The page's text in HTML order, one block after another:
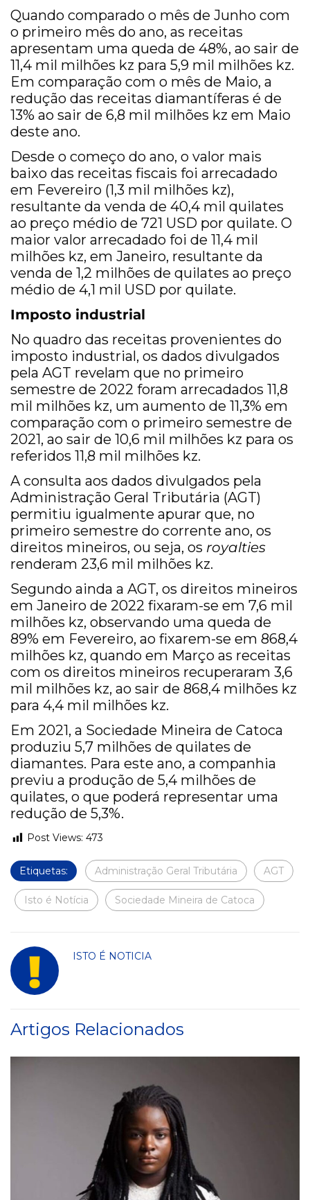
Quando comparado o mês de Junho com
o primeiro mês do ano, as receitas
apresentam uma queda de 48%, ao sair de
11,4 mil milhões kz para 5,9 mil milhões kz.
Em comparação com o mês de Maio, a
redução das receitas diamantíferas é de
13% ao sair de 6,8 mil milhões kz em Maio
deste ano.
Desde o começo do ano, o valor mais
baixo das receitas fiscais foi arrecadado
em Fevereiro (1,3 mil milhões kz),
resultante da venda de 40,4 mil quilates
ao preço médio de 721 USD por quilate. O
maior valor arrecadado foi de 11,4 mil
milhões kz, em Janeiro, resultante da
venda de 1,2 milhões de quilates ao preço
médio de 4,1 mil USD por quilate.
Imposto industrial
No quadro das receitas provenientes do
imposto industrial, os dados divulgados
pela AGT revelam que no primeiro
semestre de 2022 foram arrecadados 11,8
mil milhões kz, um aumento de 11,3% em
comparação com o primeiro semestre de
2021, ao sair de 10,6 mil milhões kz para os
referidos 11,8 mil milhões kz.
A consulta aos dados divulgados pela
Administração Geral Tributária (AGT)
permitiu igualmente apurar que, no
primeiro semestre do corrente ano, os
direitos mineiros, ou seja, os royalties
renderam 23,6 mil milhões kz.
Segundo ainda a AGT, os direitos mineiros
em Janeiro de 2022 fixaram-se em 7,6 mil
milhões kz, observando uma queda de
89% em Fevereiro, ao fixarem-se em 868,4
milhões kz, quando em Março as receitas
com os direitos mineiros recuperaram 3,6
mil milhões kz, ao sair de 868,4 milhões kz
para 4,4 mil milhões kz.
Em 2021, a Sociedade Mineira de Catoca
produziu 5,7 milhões de quilates de
diamantes. Para este ano, a companhia
previu a produção de 5,4 milhões de
quilates, o que poderá representar uma
redução de 5,3%.
Post Views: 473
Etiquetas: Administração Geral Tributária AGT
Isto é Notícia Sociedade Mineira de Catoca
ISTO É NOTICIA
Artigos Relacionados